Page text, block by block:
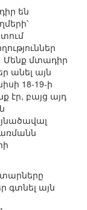
են
Մենք մտադիր
անել այն
18-19-ի
էր, բայց այդ
գտնել այն